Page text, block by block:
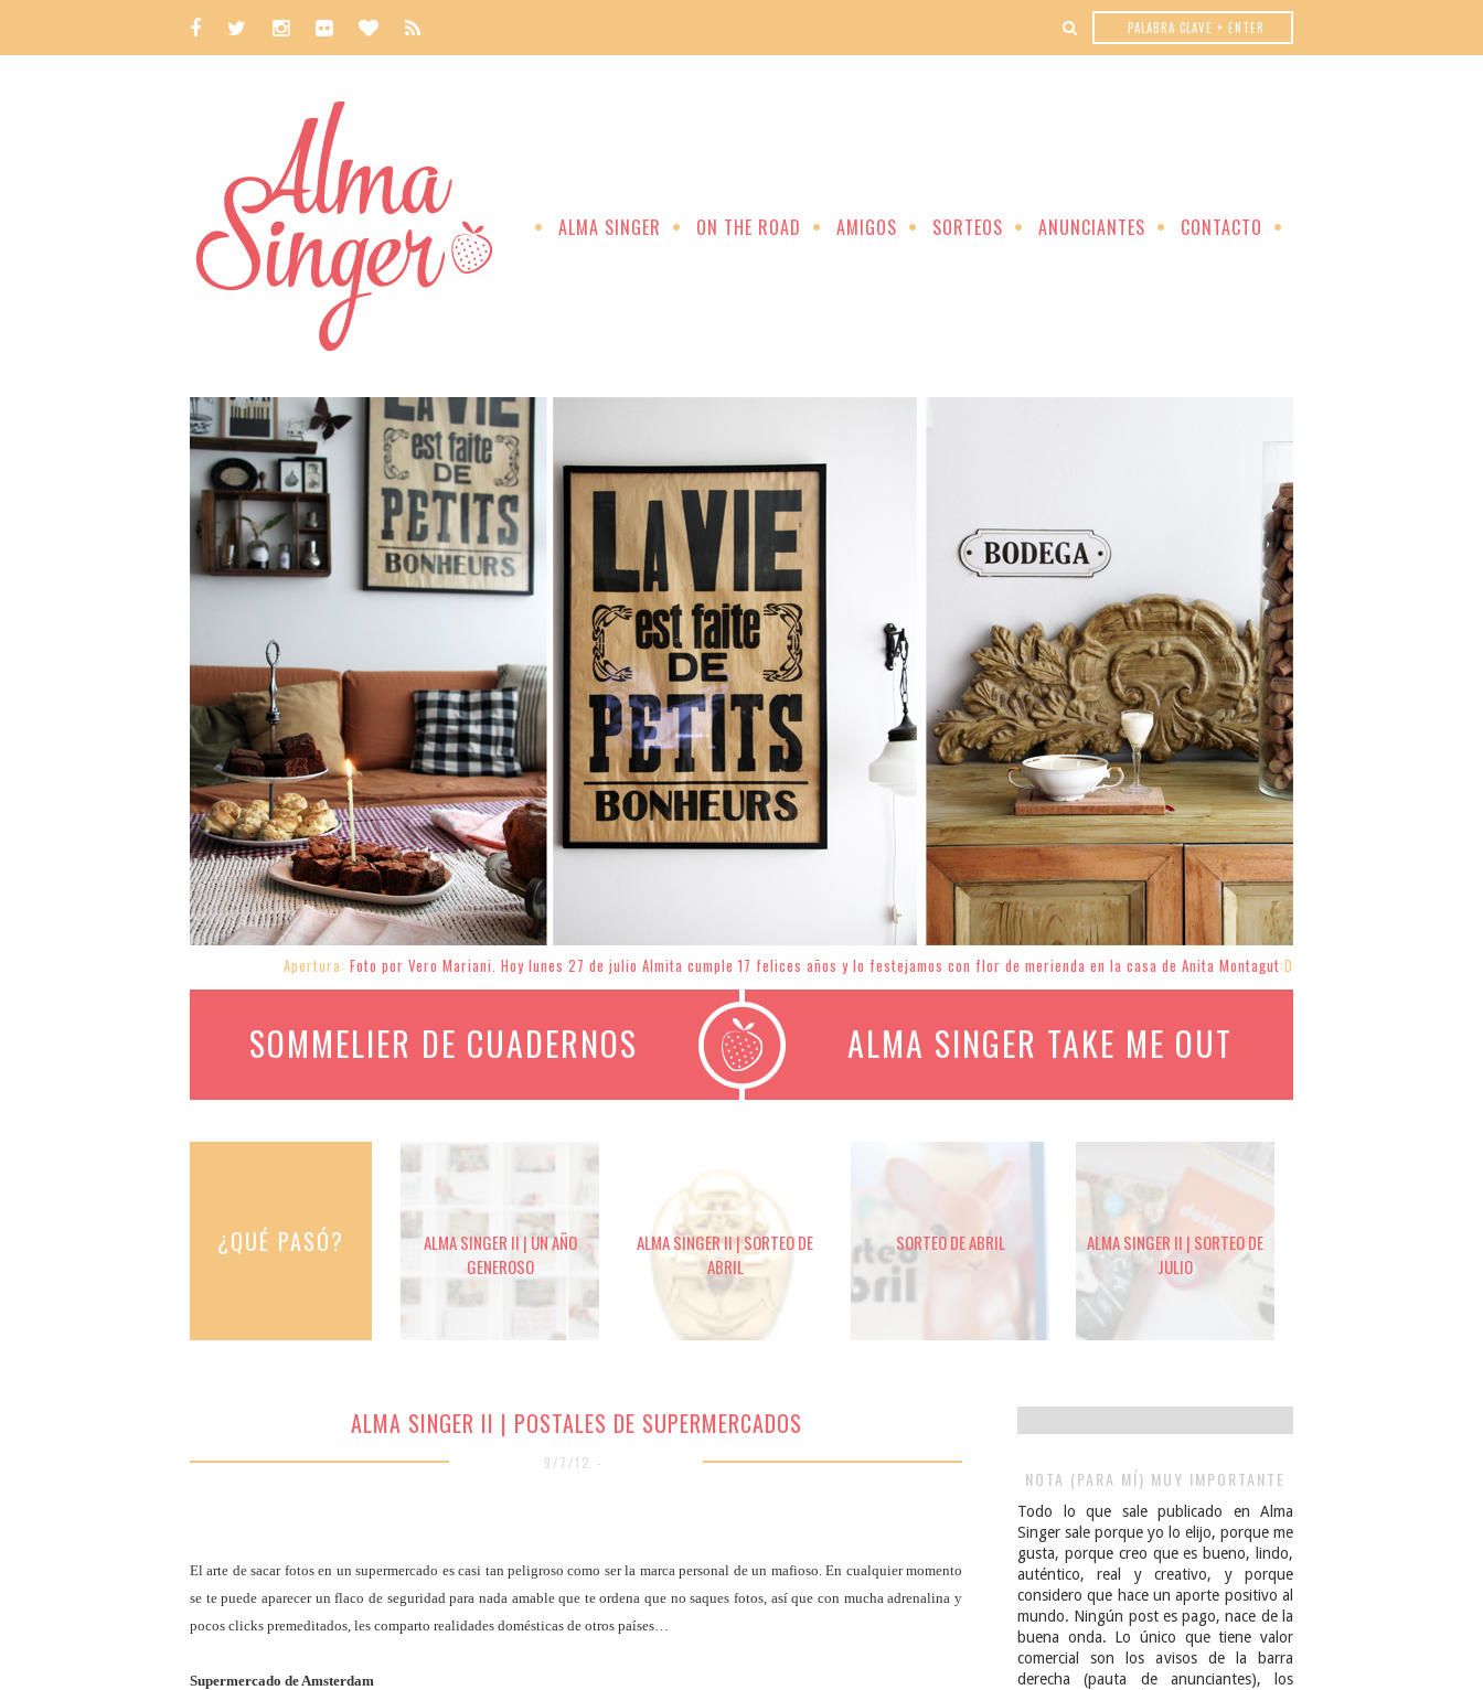
ALMA SINGER ON THE ROAD AMIGOS SORTEOS ANUNCIANTES CONTACTO
Apertura: Foto por Vero Mariani. Hoy lunes 27 de julio Almita cumple 17 felices años y lo festejamos con flor de merienda en la casa de Anita Montagut:D
SOMMELIER DE CUADERNOS ALMA SINGER TAKE ME OUT
¿QUÉ PASÓ?
ALMA SINGER II | UN AÑO
GENEROSO
ALMA SINGER II | SORTEO DE
ABRIL
SORTEO DE ABRIL
ALMA SINGER II | SORTEO DE
JULIO
ALMA SINGER II | POSTALES DE SUPERMERCADOS
9/7/12 -
El arte de sacar fotos en un supermercado es casi tan peligroso como ser la marca personal de un mafioso. En cualquier momento
se te puede aparecer un flaco de seguridad para nada amable que te ordena que no saques fotos, así que con mucha adrenalina y
pocos clicks premeditados, les comparto realidades domésticas de otros países…
Supermercado de Amsterdam
NOTA (PARA MÍ) MUY IMPORTANTE
Todo lo que sale publicado en Alma
Singer sale porque yo lo elijo, porque me
gusta, porque creo que es bueno, lindo,
auténtico, real y creativo, y porque
considero que hace un aporte positivo al
mundo. Ningún post es pago, nace de la
buena onda. Lo único que tiene valor
comercial son los avisos de la barra
derecha (pauta de anunciantes), los